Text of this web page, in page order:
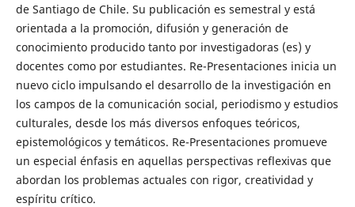
de Santiago de Chile. Su publicación es semestral y está
orientada a la promoción, difusión y generación de
conocimiento producido tanto por investigadoras (es) y
docentes como por estudiantes. Re-Presentaciones inicia un
nuevo ciclo impulsando el desarrollo de la investigación en
los campos de la comunicación social, periodismo y estudios
culturales, desde los más diversos enfoques teóricos,
epistemológicos y temáticos. Re-Presentaciones promueve
un especial énfasis en aquellas perspectivas reflexivas que
abordan los problemas actuales con rigor, creatividad y
espíritu crítico.